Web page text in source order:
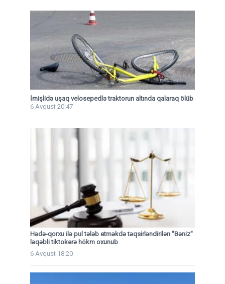
İmişlidə uşaq velosepedlə traktorun altında qalaraq ölüb
6 Avqust 20:47
Hədə-qorxu ilə pul tələb etməkdə təqsirləndirilən "Bəniz"
ləqəbli tiktokerə hökm oxunub
6 Avqust 18:20